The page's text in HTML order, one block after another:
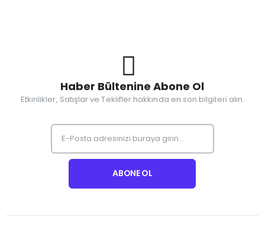
Haber Bültenine Abone Ol
Etkinlikler, Satışlar ve Teklifler hakkında en son bilgileri alın.